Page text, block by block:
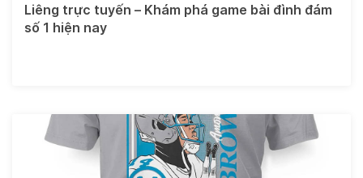
Liêng trực tuyến – Khám phá game bài đình đám
số 1 hiện nay